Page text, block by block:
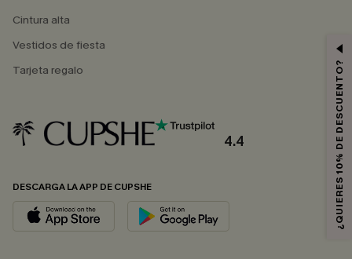
Cintura alta
Vestidos de fiesta
Tarjeta regalo
4.4
DESCARGA LA APP DE CUPSHE ¿QUIERES 10% DE DESCUENTO?